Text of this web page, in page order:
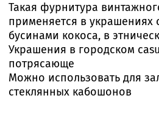
Такая фурнитура
применяется в
бусинами кокоса, в
Украшения в городском
потрясающе
Можно использовать для
стеклянных кабошонов